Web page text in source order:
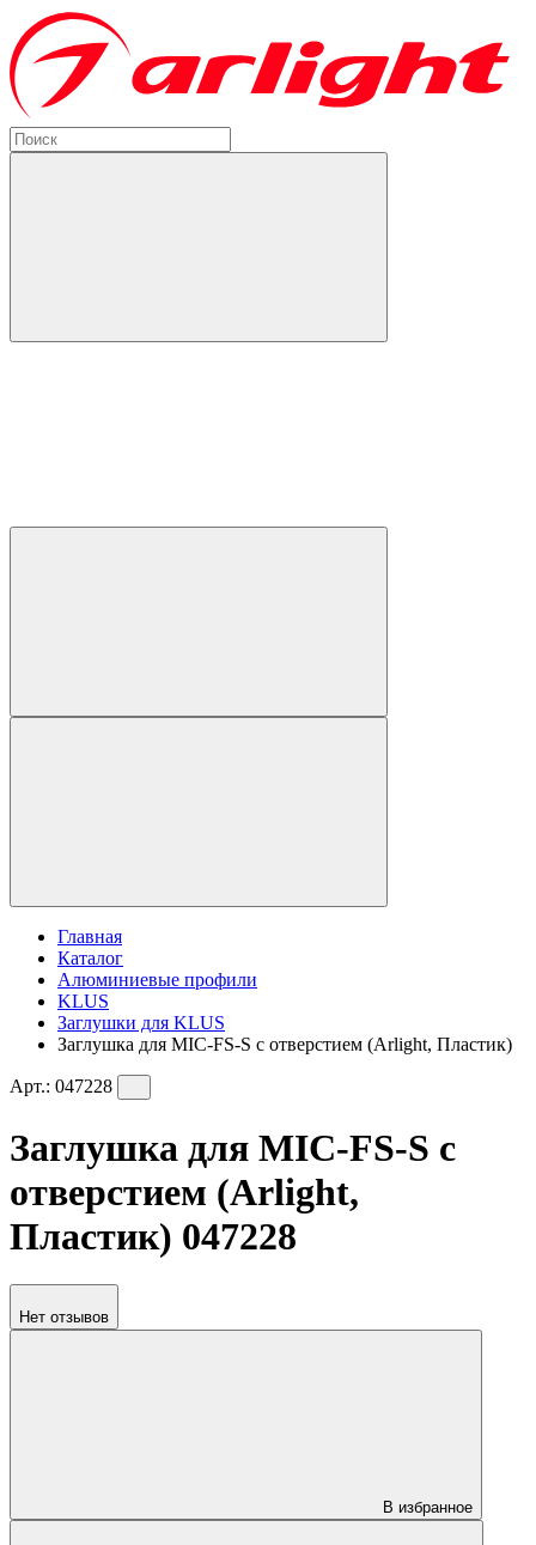
Главная
Каталог
Алюминиевые профили
KLUS
Заглушки для KLUS
Заглушка для MIC-FS-S с отверстием (Arlight, Пластик)
Арт.: 047228
Заглушка для MIC-FS-S с
отверстием (Arlight,
Пластик) 047228
Нет отзывов
В избранное